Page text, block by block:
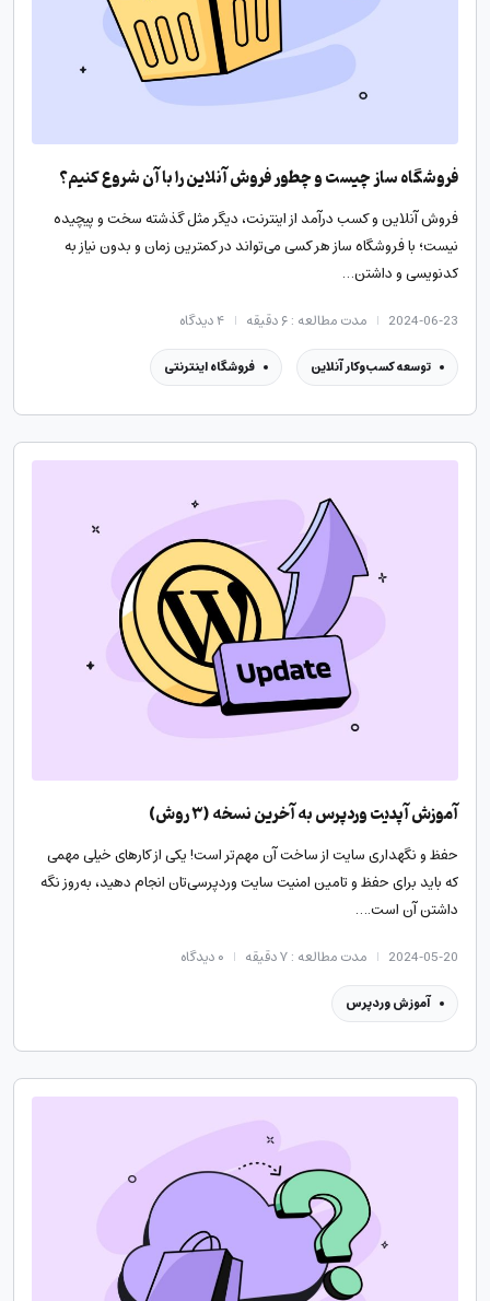
فروشگاه ساز چیست و چطور فروش آنلاین را با آن شروع کنیم؟
فروش آنلاین و کسب درآمد از اینترنت، دیگر مثل گذشته سخت و پیچیده
نیست؛ با فروشگاه ساز هر کسی می‌تواند در کمترین زمان و بدون نیاز به
کدنویسی و داشتن…
2024-06-23 مدت مطالعه : ۶ دقیقه ۴دیدگاه
توسعه کسب‌وکار آنلاین فروشگاه اینترنتی
آموزش آپدیت وردپرس به آخرین نسخه (۳ روش)
حفظ و نگهداری سایت از ساخت آن مهم‌تر است! یکی از کارهای خیلی مهمی
که باید برای حفظ و تامین امنیت سایت‌ وردپرسی‌تان انجام دهید، به‌روز نگه
داشتن آن است.…
2024-05-20 مدت مطالعه : ۷ دقیقه ۰دیدگاه
آموزش وردپرس